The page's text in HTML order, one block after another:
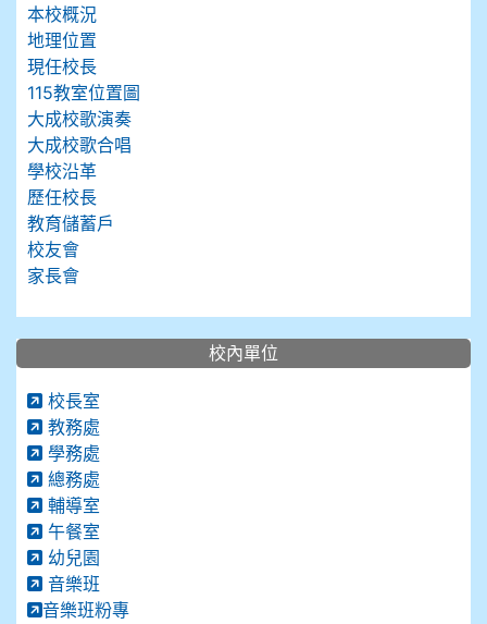
本校概況
地理位置
現任校長
115教室位置圖
大成校歌演奏
大成校歌合唱
學校沿革
歷任校長
教育儲蓄戶
校友會
家長會
校內單位
校長室
教務處
學務處
總務處
輔導室
午餐室
幼兒園
音樂班
音樂班粉專